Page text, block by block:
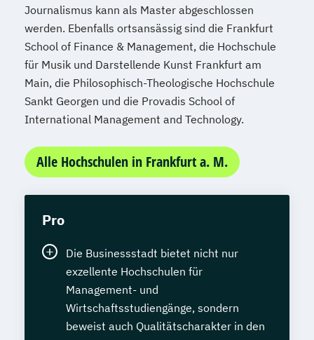
Journalismus kann als Master abgeschlossen
werden. Ebenfalls ortsansässig sind die Frankfurt
School of Finance & Management, die Hochschule
für Musik und Darstellende Kunst Frankfurt am
Main, die Philosophisch-Theologische Hochschule
Sankt Georgen und die Provadis School of
International Management and Technology.
Alle Hochschulen in Frankfurt a. M.
Pro
Die Businessstadt bietet nicht nur
exzellente Hochschulen für
Management- und
Wirtschaftsstudiengänge, sondern
beweist auch Qualitätscharakter in den